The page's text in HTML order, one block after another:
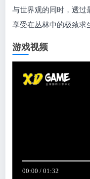
与世界观的同时，透过
享受在丛林中的极致求
游戏视频